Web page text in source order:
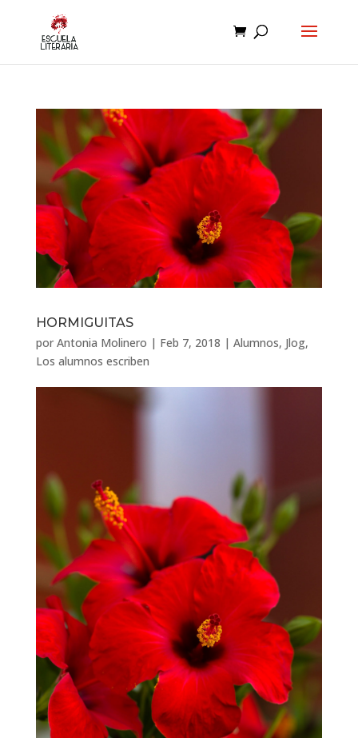
HORMIGUITAS
por Antonia Molinero | Feb 7, 2018 | Alumnos, Jlog,
Los alumnos escriben